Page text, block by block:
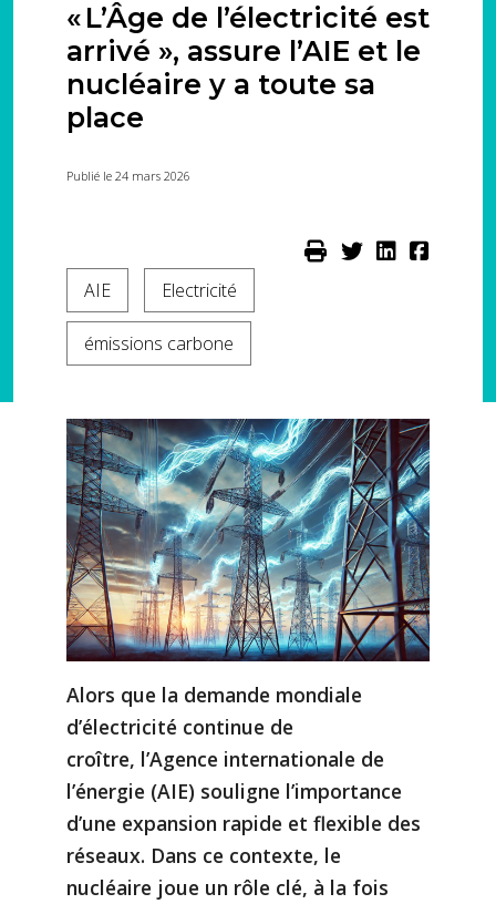
« L’Âge de l’électricité est
arrivé », assure l’AIE et le
nucléaire y a toute sa
place
Publié le 24 mars 2026
AIE Electricité
émissions carbone
Alors que la demande mondiale
d’électricité continue de
croître, l’Agence internationale de
l’énergie (AIE) souligne l’importance
d’une expansion rapide et flexible des
réseaux. Dans ce contexte, le
nucléaire joue un rôle clé, à la fois